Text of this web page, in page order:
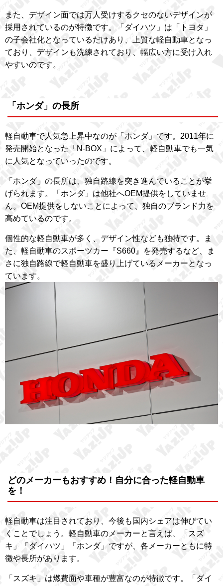
また、デザイン面では万人受けするクセのないデザインが
採用されているのが特徴です。「ダイハツ」は「トヨタ」
の子会社化となっているだけあり、上質な軽自動車となっ
ており、デザインも洗練されており、幅広い方に受け入れ
やすいのです。
「ホンダ」の長所
軽自動車で人気急上昇中なのが「ホンダ」です。2011年に
発売開始となった「N-BOX」によって、軽自動車でも一気
に人気となっていったのです。
「ホンダ」の長所は、独自路線を突き進んでいることが挙
げられます。「ホンダ」は他社へOEM提供をしていませ
ん。OEM提供をしないことによって、独自のブランド力を
高めているのです。
個性的な軽自動車が多く、デザイン性なども独特です。ま
た、軽自動車のスポーツカー『S660』を発売するなど、ま
さに独自路線で軽自動車を盛り上げているメーカーとなっ
ています。
どのメーカーもおすすめ！自分に合った軽自動車
を！
軽自動車は注目されており、今後も国内シェアは伸びてい
くことでしょう。軽自動車のメーカーと言えば、「スズ
キ」「ダイハツ」「ホンダ」ですが、各メーカーともに特
徴や長所があります。
「スズキ」は燃費面や車種が豊富なのが特徴です。「ダイ